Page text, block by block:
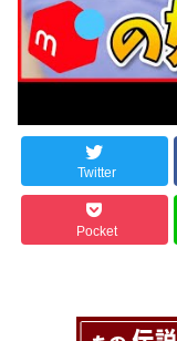
Twitter
Pocket